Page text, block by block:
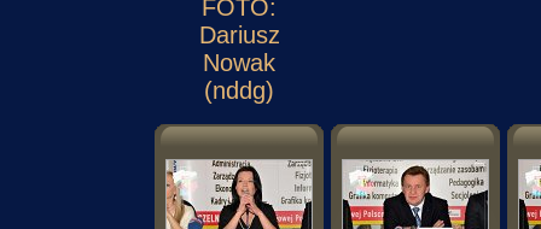
FOTO:
Dariusz
Nowak
(nddg)